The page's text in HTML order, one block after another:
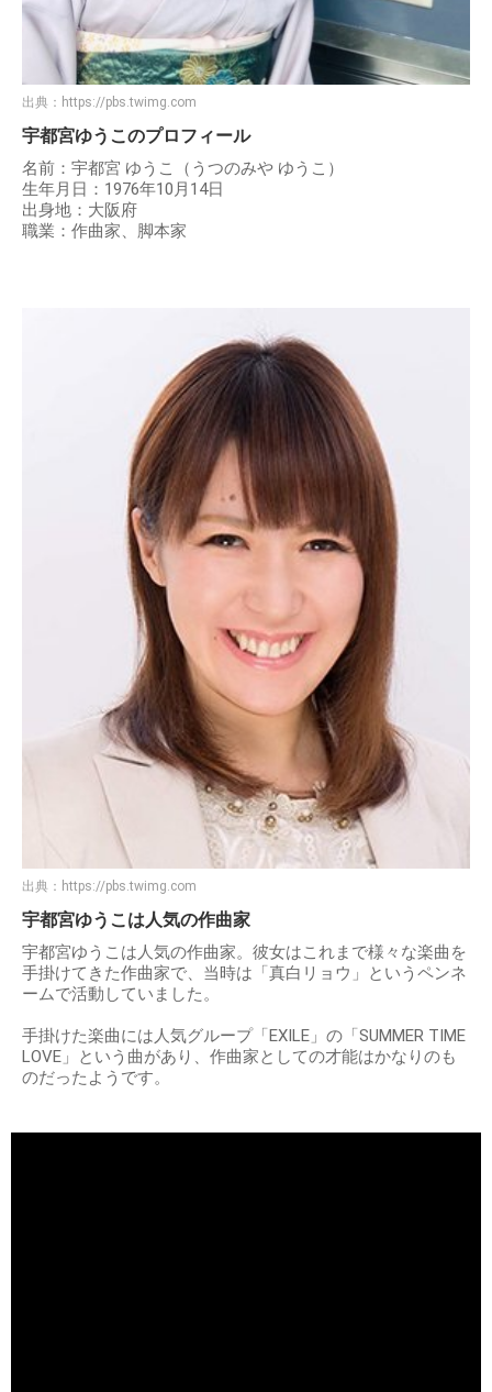
出典： https://pbs.twimg.com
宇都宮ゆうこのプロフィール
名前：宇都宮 ゆうこ（うつのみや ゆうこ）
生年月日：1976年10月14日
出身地：大阪府
職業：作曲家、脚本家
出典： https://pbs.twimg.com
宇都宮ゆうこは人気の作曲家
宇都宮ゆうこは人気の作曲家。彼女はこれまで様々な楽曲を
手掛けてきた作曲家で、当時は「真白リョウ」というペンネ
ームで活動していました。
手掛けた楽曲には人気グループ「EXILE」の「SUMMER TIME
LOVE」という曲があり、作曲家としての才能はかなりのも
のだったようです。